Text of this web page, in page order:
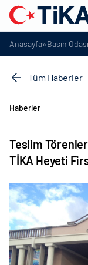
Anasayfa»Basın Odası
Tüm Haberler
Haberler
Teslim
TİKA Heyeti